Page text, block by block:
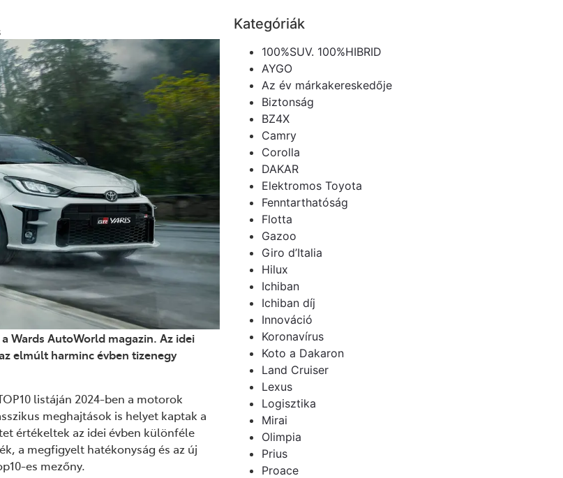
Wards AutoWorld magazin. Az idei
elmúlt harminc évben tizenegy
listáján 2024-ben a motorok
meghajtások is helyet kaptak a
értékeltek az idei évben különféle
a megfigyelt hatékonyság és az új
es mezőny.
Kategóriák
100%SUV. 100%HIBRID
AYGO
Az év márkakereskedője
Biztonság
BZ4X
Camry
Corolla
DAKAR
Elektromos Toyota
Fenntarthatóság
Flotta
Gazoo
Giro d’Italia
Hilux
Ichiban
Ichiban díj
Innováció
Koronavírus
Koto a Dakaron
Land Cruiser
Lexus
Logisztika
Mirai
Olimpia
Prius
Proace